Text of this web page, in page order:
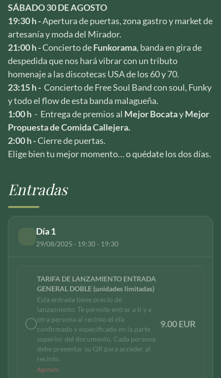
SÁBADO 30 DE AGOSTO
19:30 h -Apertura de puertas, zona gastro y market de
artesanía y moda del Mirador.
21:00 h -Concierto deFunkorama, banda en gira de
despedida que nos hará vibrar con un tributo
homenaje a las discotecas USA de los 60 y 70.
23:15 h - Concierto de Free Soul Band con soul, Funky
y todo el flow de esta banda malagueña.
1:00 h - Entrega de premios al Mejor BocatayMejor
Propuesta de Comida Callejera.
2:00 h -Cierre de puertas.
Elige bien tu mejor momento… o quédate los dos días.
Entradas
Día 1
29/08/2025 · 19:30 - 19:30
TARIFA DE LANZAMIENTO ENTRADA
GENERAL DOBLE (unidades limitadas)
Esta entrada tiene precio de
lanzamiento. Te permite entrar a ti y a
otra persona al recinto el día
confirmado y especificado en la parte
superior del documento. Cada persona
debe presentar su QR para acceder al
recinto.
Agotado
9.00 EUR